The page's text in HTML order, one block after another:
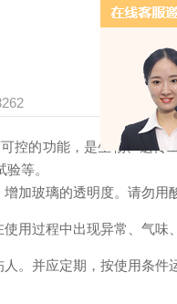
控的功能，是生物、遗
等。
加玻璃的透明度。请勿用
用过程中出现异常、气
。并应定期，按使用条件